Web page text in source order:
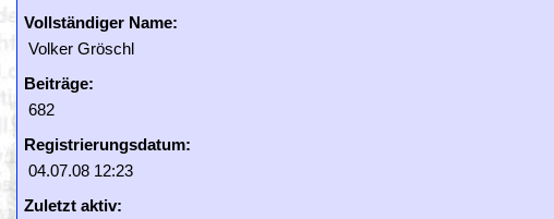
Vollständiger Name:
Volker Gröschl
Beiträge:
682
Registrierungsdatum:
04.07.08 12:23
Zuletzt aktiv: